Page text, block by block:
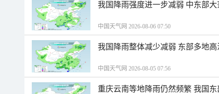
我国降雨强度进一步减弱 中东部
中国天气网 2026-08-06 07:50
我国降雨整体减少减弱 东部多地
中国天气网 2026-08-05 07:56
重庆云南等地降雨仍然频繁 我国